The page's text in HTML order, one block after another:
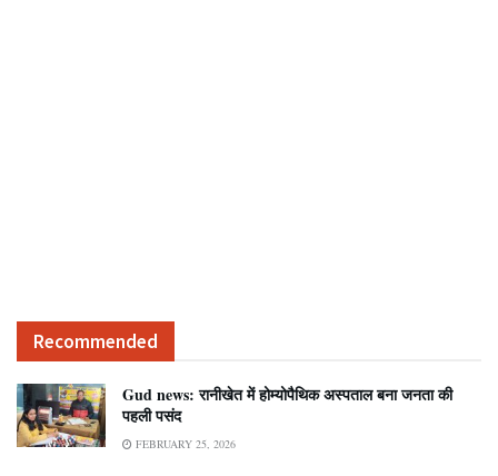
Recommended
Gud news: रानीखेत में होम्योपैथिक अस्पताल बना जनता की
पहली पसंद
FEBRUARY 25, 2026